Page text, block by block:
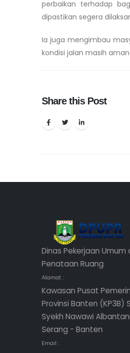
perbaikan terhadap
dipastikan segera
Ia juga mengimbau
kondisi jalan masih
Share this Post
Dinas Pekerjaan Umum
Penataan Ruang
Alamat :
Kawasan Pusat
Provinsi Banten (KP3B)
Syekh Nawawi
Serang - Banten
Email :